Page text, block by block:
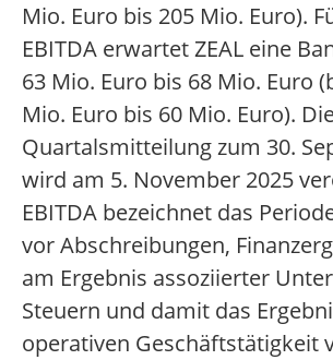
Mio. Euro bis 205 Mio. Euro).
EBITDA erwartet ZEAL eine
63 Mio. Euro bis 68 Mio. Euro
Mio. Euro bis 60 Mio. Euro).
Quartalsmitteilung zum 30.
wird am 5. November 2025
EBITDA bezeichnet das
vor Abschreibungen,
am Ergebnis assoziierter
Steuern und damit das
operativen Geschäftstätigkeit